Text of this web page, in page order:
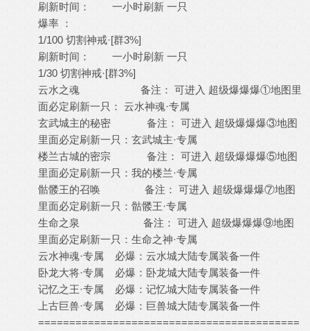
刷新时间： 一小时刷新 一只
爆率 ：
1/100 切割神戒·[群3%]
刷新时间： 一小时刷新 一只
1/30 切割神戒·[群3%]
云水之魂 备注： 可进入 超级爆爆爆①地图里
面必定刷新一只： 云水神魂·专属
玄武城主的秘密 备注： 可进入 超级爆爆爆③地图
里面必定刷新一只：玄武城主·专属
楼兰古城的密宗 备注： 可进入 超级爆爆爆⑤地图
里面必定刷新一只：我的楼兰·专属
骷髅王的召唤 备注： 可进入 超级爆爆爆⑦地图
里面必定刷新一只：骷髅王·专属
生命之泉 备注： 可进入 超级爆爆爆⑨地图
里面必定刷新一只：生命之神·专属
云水神魂·专属 必爆：云水城大陆专属装备一件
卧龙大将·专属 必爆：卧龙城大陆专属装备一件
记忆之王·专属 必爆：记忆城大陆专属装备一件
上古巨兽·专属 必爆：巨兽城大陆专属装备一件
==========================================